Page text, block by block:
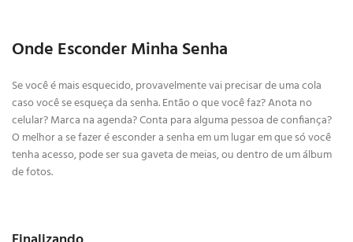
Onde Esconder Minha Senha
Se você é mais esquecido, provavelmente vai precisar de uma cola
caso você se esqueça da senha. Então o que você faz? Anota no
celular? Marca na agenda? Conta para alguma pessoa de confiança?
O melhor a se fazer é esconder a senha em um lugar em que só você
tenha acesso, pode ser sua gaveta de meias, ou dentro de um álbum
de fotos.